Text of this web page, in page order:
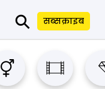
⚲ सब्सक्राइब